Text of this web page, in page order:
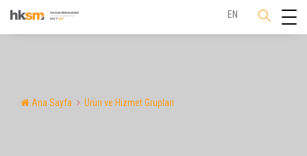
EN
Ana Sayfa Ürün ve Hizmet Grupları